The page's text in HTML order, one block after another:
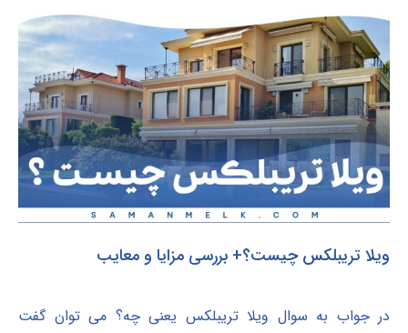
ویلا تریبلکس چیست؟+ بررسی مزایا و معایب
در جواب به سوال ویلا تریبلکس یعنی چه؟ می توان گفت